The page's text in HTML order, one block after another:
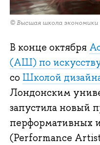
© Высшая школа экономики
В конце октября
(АШ) по
со Школой
Лондонским
запустила новый
перформативных
(Performance